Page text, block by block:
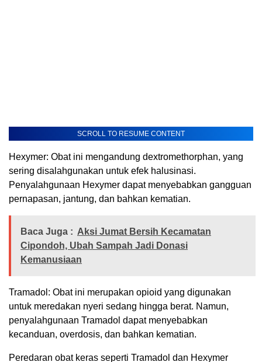
SCROLL TO RESUME CONTENT
Hexymer: Obat ini mengandung dextromethorphan, yang
sering disalahgunakan untuk efek halusinasi.
Penyalahgunaan Hexymer dapat menyebabkan gangguan
pernapasan, jantung, dan bahkan kematian.
Baca Juga : Aksi Jumat Bersih Kecamatan
Cipondoh, Ubah Sampah Jadi Donasi
Kemanusiaan
Tramadol: Obat ini merupakan opioid yang digunakan
untuk meredakan nyeri sedang hingga berat. Namun,
penyalahgunaan Tramadol dapat menyebabkan
kecanduan, overdosis, dan bahkan kematian.
Peredaran obat keras seperti Tramadol dan Hexymer